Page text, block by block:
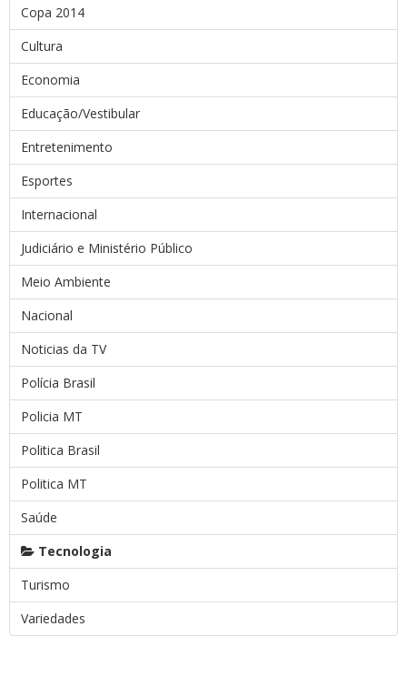
Copa 2014
Cultura
Economia
Educação/Vestibular
Entretenimento
Esportes
Internacional
Judiciário e Ministério Público
Meio Ambiente
Nacional
Noticias da TV
Polícia Brasil
Policia MT
Politica Brasil
Politica MT
Saúde
Tecnologia
Turismo
Variedades